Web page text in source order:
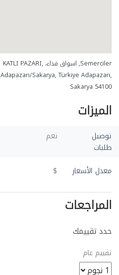
Semerciler, اسواق فداء، KATLI PAZARI,
Adapazarı/Sakarya, Türkiye Adapazarı,
Sakarya 54100
الميزات
توصيل
طلبات
نعم
معدل الأسعار $
المراجعات
حدد تقييمك
تقييم عام